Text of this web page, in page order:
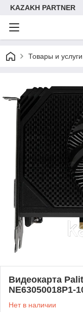
KAZAKH PARTNER
Товары и услуги
Видеокарта
NE63050018P1-
Нет в наличии